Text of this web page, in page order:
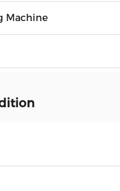
Machine